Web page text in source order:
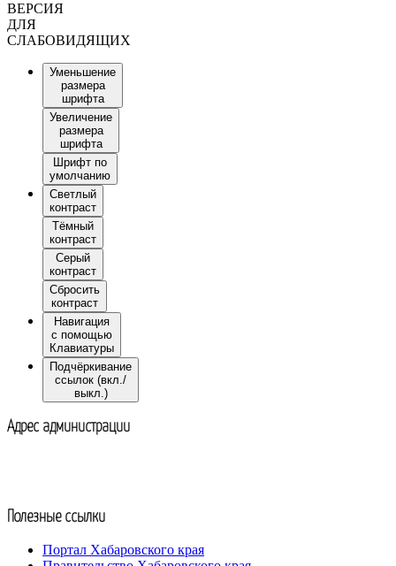
ВЕРСИЯ
ДЛЯ
СЛАБОВИДЯЩИХ
Уменьшение
размера
шрифта
Увеличение
размера
шрифта
Шрифт по
умолчанию
Светлый
контраст
Тёмный
контраст
Серый
контраст
Сбросить
контраст
Навигация
с помощью
Клавиатуры
Подчёркивание
ссылок (вкл./
выкл.)
Адрес администрации
Полезные ссылки
Портал Хабаровского края